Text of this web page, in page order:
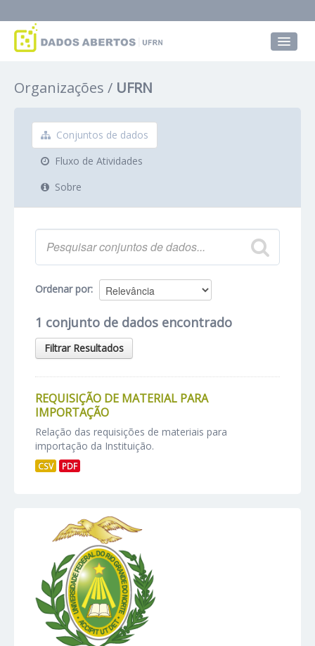
Grupos
Sobre
Organizações UFRN
Conjuntos de dados
Fluxo de Atividades
Sobre
Ordenar por
1 conjunto de dados encontrado
Filtrar Resultados
REQUISIÇÃO DE MATERIAL PARA
IMPORTAÇÃO
Relação das requisições de materiais para
importação da Instituição.
CSV PDF